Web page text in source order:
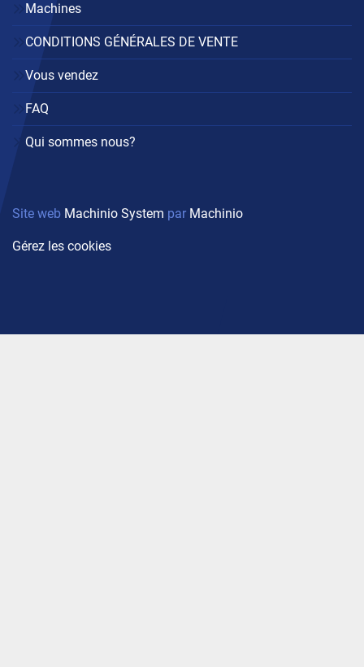
Machines
CONDITIONS GÉNÉRALES DE VENTE
Vous vendez
FAQ
Qui sommes nous?
Site web Machinio System par Machinio
Gérez les cookies